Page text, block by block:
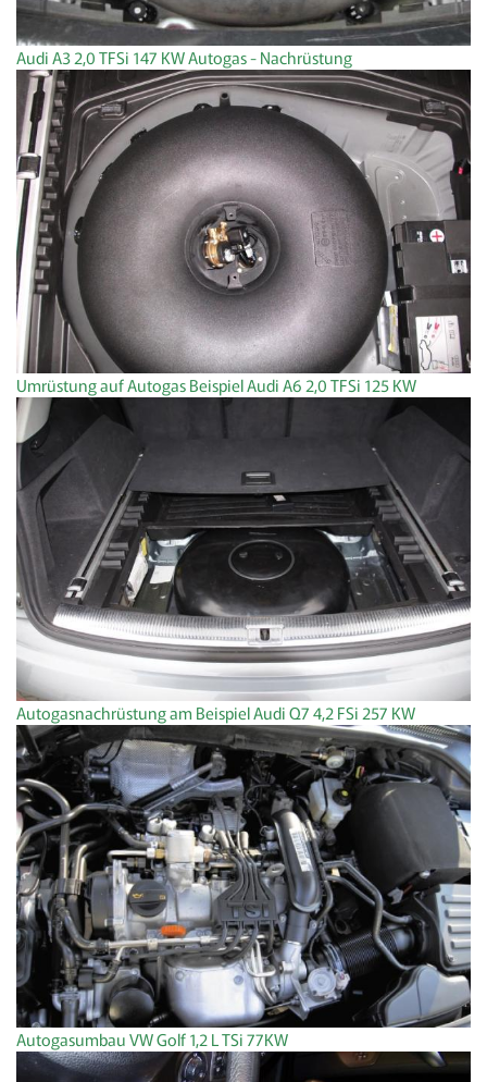
Audi A3 2,0 TFSi 147 KW Autogas - Nachrüstung
Umrüstung auf Autogas Beispiel Audi A6 2,0 TFSi 125 KW
Autogasnachrüstung am Beispiel Audi Q7 4,2 FSi 257 KW
Autogasumbau VW Golf 1,2 L TSi 77KW